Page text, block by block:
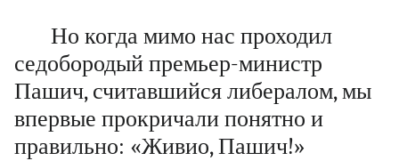
Но когда мимо нас проходил
седобородый премьер-министр
Пашич, считавшийся либералом, мы
впервые прокричали понятно и
правильно: «Живио, Пашич!»